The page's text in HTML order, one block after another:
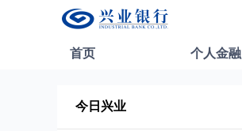
首页 个人金融
今日兴业